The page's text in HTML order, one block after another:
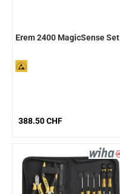
Erem 2400 MagicSense Set
388.50 CHF